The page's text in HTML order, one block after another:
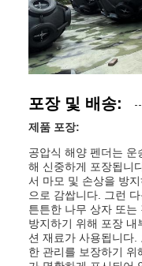
포장 및 배송:
제품 포장:
공압식 해양 펜더는 운
해 신중하게 포장됩니
서 마모 및 손상을 방
으로 감쌉니다. 그런
튼튼한 나무 상자 또는
방지하기 위해 포장 내
션 재료가 사용됩니다.
한 관리를 보장하기